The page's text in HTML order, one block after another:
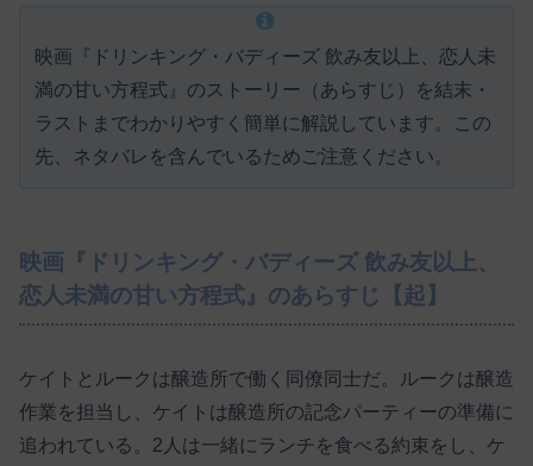
映画『ドリンキング・バディーズ 飲み友以上、恋人未
満の甘い方程式』のストーリー（あらすじ）を結末・
ラストまでわかりやすく簡単に解説しています。この
先、ネタバレを含んでいるためご注意ください。
映画『ドリンキング・バディーズ 飲み友以上、
恋人未満の甘い方程式』のあらすじ【起】
ケイトとルークは醸造所で働く同僚同士だ。ルークは醸造
作業を担当し、ケイトは醸造所の記念パーティーの準備に
追われている。2人は一緒にランチを食べる約束をし、ケ